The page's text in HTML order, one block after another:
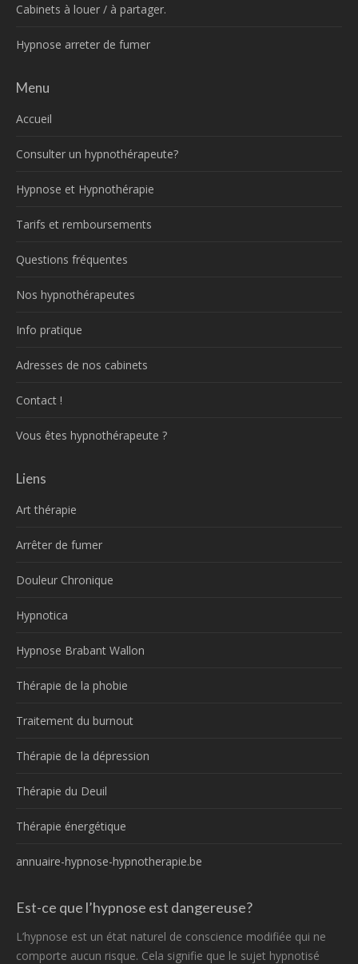
Cabinets à louer / à partager.
Hypnose arreter de fumer
Menu
Accueil
Consulter un hypnothérapeute?
Hypnose et Hypnothérapie
Tarifs et remboursements
Questions fréquentes
Nos hypnothérapeutes
Info pratique
Adresses de nos cabinets
Contact !
Vous êtes hypnothérapeute ?
Liens
Art thérapie
Arrêter de fumer
Douleur Chronique
Hypnotica
Hypnose Brabant Wallon
Thérapie de la phobie
Traitement du burnout
Thérapie de la dépression
Thérapie du Deuil
Thérapie énergétique
annuaire-hypnose-hypnotherapie.be
Est-ce que l’hypnose est dangereuse?
L’hypnose est un état naturel de conscience modifiée qui ne
comporte aucun risque. Cela signifie que le sujet hypnotisé